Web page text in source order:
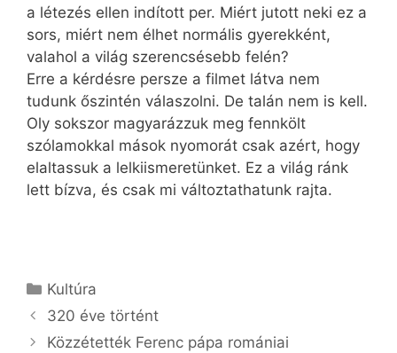
a létezés ellen indított per. Miért jutott neki ez a
sors, miért nem élhet normális gyerekként,
valahol a világ szerencsésebb felén?
Erre a kérdésre persze a filmet látva nem
tudunk őszintén válaszolni. De talán nem is kell.
Oly sokszor magyarázzuk meg fennkölt
szólamokkal mások nyomorát csak azért, hogy
elaltassuk a lelkiismeretünket. Ez a világ ránk
lett bízva, és csak mi változtathatunk rajta.
Kategória
Kultúra
320 éve történt
Közzétették Ferenc pápa romániai